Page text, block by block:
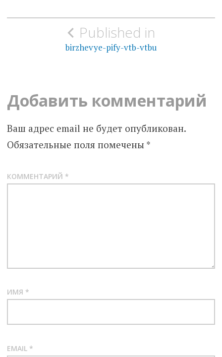
НавигацияPublished in
birzhevye-pify-vtb-vtbu
Добавить комментарий
Ваш адрес email не будет опубликован.
Обязательные поля помечены *
КОММЕНТАРИЙ *
ИМЯ *
EMAIL *